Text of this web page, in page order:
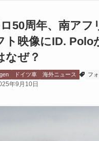
50周年、南アフ
ト映像にID. Polo
なぜ？
ドイツ車 海外ニュース フ
年9月10日